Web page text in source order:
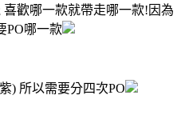
歡哪一款就帶走哪一款!因為
PO哪一款
) 所以需要分四次PO